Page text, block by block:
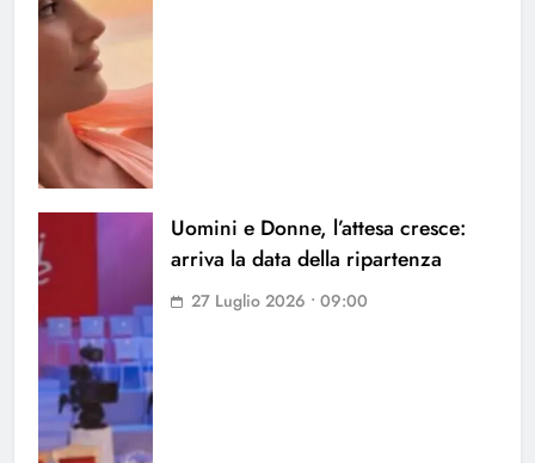
Uomini e Donne, l’attesa cresce:
arriva la data della ripartenza
27 Luglio 2026 • 09:00